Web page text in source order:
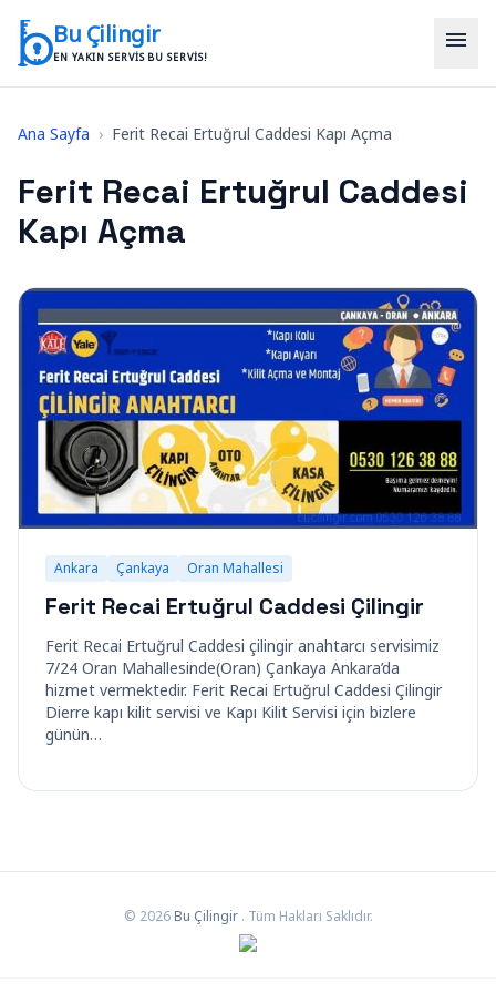
Bu Çilingir
EN YAKIN SERVIS BU SERVIS!
menu
Ana Sayfa › Ferit Recai Ertuğrul Caddesi Kapı Açma
Ferit Recai Ertuğrul Caddesi
Kapı Açma
Ankara Çankaya Oran Mahallesi
Ferit Recai Ertuğrul Caddesi Çilingir
Ferit Recai Ertuğrul Caddesi çilingir anahtarcı servisimiz
7/24 Oran Mahallesinde(Oran) Çankaya Ankara’da
hizmet vermektedir. Ferit Recai Ertuğrul Caddesi Çilingir
Dierre kapı kilit servisi ve Kapı Kilit Servisi için bizlere
günün…
© 2026 Bu Çilingir . Tüm Hakları Saklıdır.